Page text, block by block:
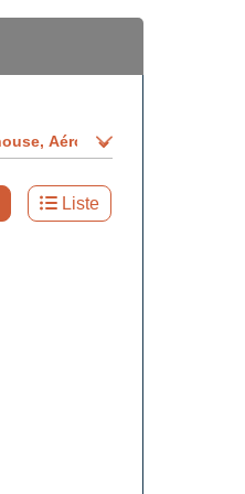
Liste